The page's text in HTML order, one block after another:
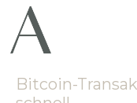
Bitcoin-